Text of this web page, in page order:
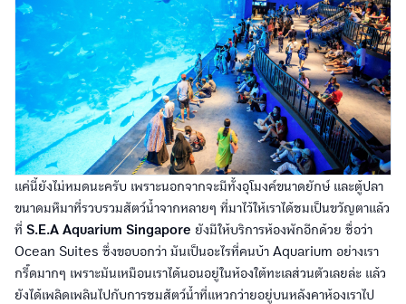
แค่นี้ยังไม่หมดนะครับ เพราะนอกจากจะมีทั้งอุโมงค์ขนาดยักษ์ และตู้ปลา
ขนาดมหึมาที่รวบรวมสัตว์น้ำจากหลายๆ ที่มาไว้ให้เราได้ชมเป็นขวัญตาแล้ว
ที่ S.E.A Aquarium Singapore ยังมีให้บริการห้องพักอีกด้วย ชื่อว่า
Ocean Suites ซึ่งขอบอกว่า มันเป็นอะไรที่คนบ้า Aquarium อย่างเรา
กรี๊ดมากๆ เพราะมันเหมือนเราได้นอนอยู่ในห้องใต้ทะเลส่วนตัวเลยล่ะ แล้ว
ยังได้เพลิดเพลินไปกับการชมสัตว์น้ำที่แหวกว่ายอยู่บนหลังคาห้องเราไป